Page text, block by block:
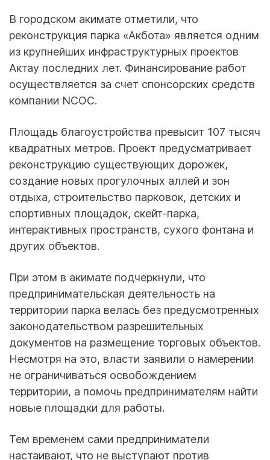
В городском акимате отметили, что
реконструкция парка «Акбота» является одним
из крупнейших инфраструктурных проектов
Актау последних лет. Финансирование работ
осуществляется за счет спонсорских средств
компании NCOC.
Площадь благоустройства превысит 107 тысяч
квадратных метров. Проект предусматривает
реконструкцию существующих дорожек,
создание новых прогулочных аллей и зон
отдыха, строительство парковок, детских и
спортивных площадок, скейт-парка,
интерактивных пространств, сухого фонтана и
других объектов.
При этом в акимате подчеркнули, что
предпринимательская деятельность на
территории парка велась без предусмотренных
законодательством разрешительных
документов на размещение торговых объектов.
Несмотря на это, власти заявили о намерении
не ограничиваться освобождением
территории, а помочь предпринимателям найти
новые площадки для работы.
Тем временем сами предприниматели
настаивают, что не выступают против